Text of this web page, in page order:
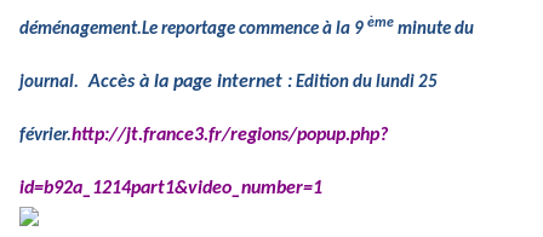
déménagement.Le reportage commence à la 9 ème minute du
journal. Accès à la page internet : Edition du lundi 25
février.http://jt.france3.fr/regions/popup.php?
id=b92a_1214part1&video_number=1